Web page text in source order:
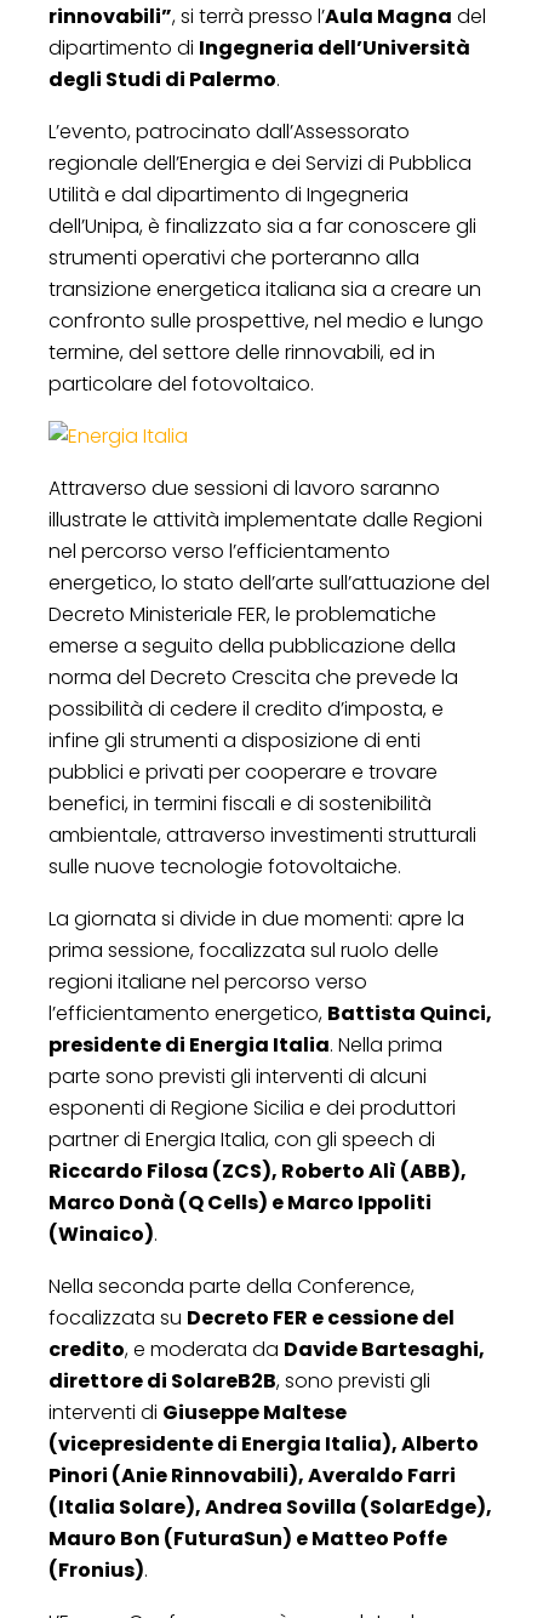
rinnovabili”, si terrà presso l’Aula Magna del
dipartimento di Ingegneria dell’Università
degli Studi di Palermo.
L’evento, patrocinato dall’Assessorato
regionale dell’Energia e dei Servizi di Pubblica
Utilità e dal dipartimento di Ingegneria
dell’Unipa, è finalizzato sia a far conoscere gli
strumenti operativi che porteranno alla
transizione energetica italiana sia a creare un
confronto sulle prospettive, nel medio e lungo
termine, del settore delle rinnovabili, ed in
particolare del fotovoltaico.
Attraverso due sessioni di lavoro saranno
illustrate le attività implementate dalle Regioni
nel percorso verso l’efficientamento
energetico, lo stato dell’arte sull’attuazione del
Decreto Ministeriale FER, le problematiche
emerse a seguito della pubblicazione della
norma del Decreto Crescita che prevede la
possibilità di cedere il credito d’imposta, e
infine gli strumenti a disposizione di enti
pubblici e privati per cooperare e trovare
benefici, in termini fiscali e di sostenibilità
ambientale, attraverso investimenti strutturali
sulle nuove tecnologie fotovoltaiche.
La giornata si divide in due momenti: apre la
prima sessione, focalizzata sul ruolo delle
regioni italiane nel percorso verso
l’efficientamento energetico, Battista Quinci,
presidente di Energia Italia. Nella prima
parte sono previsti gli interventi di alcuni
esponenti di Regione Sicilia e dei produttori
partner di Energia Italia, con gli speech di
Riccardo Filosa (ZCS), Roberto Alì (ABB),
Marco Donà (Q Cells) e Marco Ippoliti
(Winaico).
Nella seconda parte della Conference,
focalizzata su Decreto FER e cessione del
credito, e moderata da Davide Bartesaghi,
direttore di SolareB2B, sono previsti gli
interventi di Giuseppe Maltese
(vicepresidente di Energia Italia), Alberto
Pinori (Anie Rinnovabili), Averaldo Farri
(Italia Solare), Andrea Sovilla (SolarEdge),
Mauro Bon (FuturaSun) e Matteo Poffe
(Fronius).